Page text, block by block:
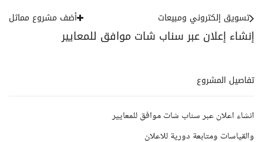
إنشاء إعلان عبر سناب شات موافق للمعايير
تسويق إلكتروني ومبيعات أضف مشروع مماثل
تفاصيل المشروع
انشاء اعلان عبر سناب شات موافق للمعايير
والقياسات ومتابعة دورية للاعلان